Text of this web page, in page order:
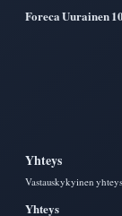
Foreca Uurainen
Yhteys
Vastauskykyinen
Yhteys